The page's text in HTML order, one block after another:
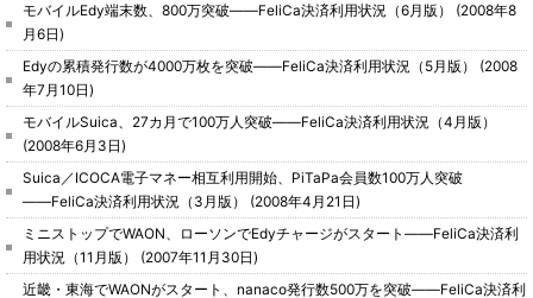
モバイルEdy端末数、800万突破――FeliCa決済利用状況（6月版）
(2008年8
月6日)
Edyの累積発行数が4000万枚を突破――FeliCa決済利用状況（5月版）
(2008
年7月10日)
モバイルSuica、27カ月で100万人突破――FeliCa決済利用状況（4月版）
(2008年6月3日)
Suica／ICOCA電子マネー相互利用開始、PiTaPa会員数100万人突破
――FeliCa決済利用状況（3月版）
(2008年4月21日)
ミニストップでWAON、ローソンでEdyチャージがスタート――FeliCa決済利
用状況（11月版）
(2007年11月30日)
近畿・東海でWAONがスタート、nanaco発行数500万を突破――FeliCa決済利